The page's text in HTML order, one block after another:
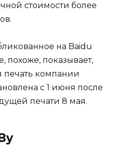
стоимости более
на Baidu
похоже, показывает,
печать компании
​​с 1 июня после
печати 8 мая.